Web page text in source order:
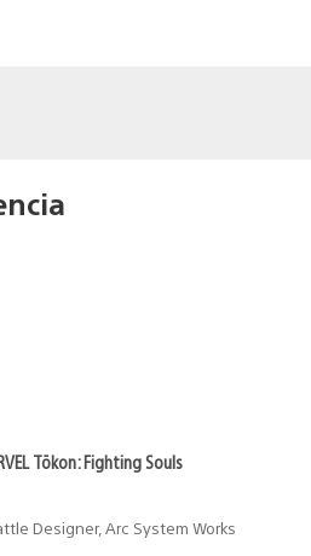
Tōkon: Fighting Souls
Designer, Arc System Works